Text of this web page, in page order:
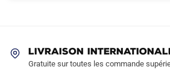
choisies
LIVRAISON
Gratuite sur toutes les commande